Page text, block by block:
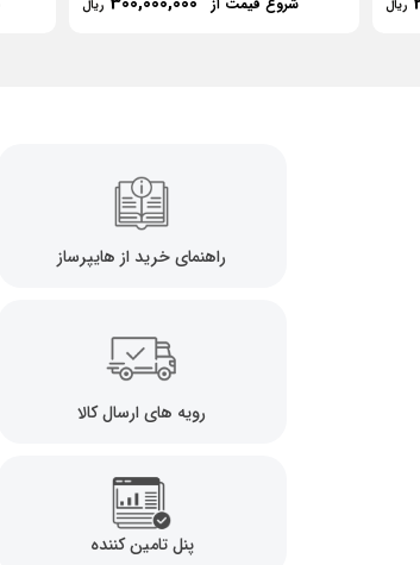
ریال ریال
راهنمای خرید از هایپرساز
رویه های ارسال کالا
پنل تامین کننده